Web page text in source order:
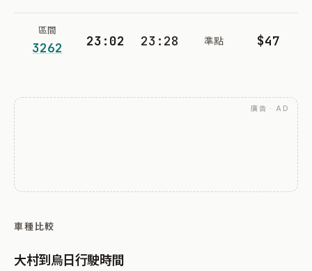
區間
3262 23:02 23:28 準點 $47
廣告 · AD
車種比較
大村到烏日行駛時間